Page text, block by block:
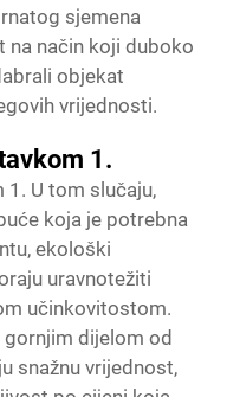
sjemena
na način koji duboko
objekat
vrijednosti.
1.
1. U tom slučaju,
koja je potrebna
ekološki
uravnotežiti
učinkovitostom.
dijelom od
snažnu vrijednost,